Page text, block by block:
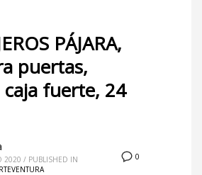
PÁJARA,
puertas,
caja fuerte, 24
0
2020 / PUBLISHED IN